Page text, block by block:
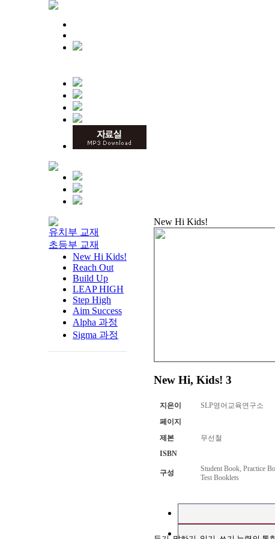
유치부 교재
초등부 교재
New Hi Kids!
Reach Out
Build Up
LEAP HIGH
Step High
Aim Success
Alpha 과정
Sigma 과정
New Hi Kids!
New Hi, Kids! 3
지은이
SLP영어교육연구소
페이지
제본
무선철
ISBN
구성
Student Book, Practice
Test Booklets